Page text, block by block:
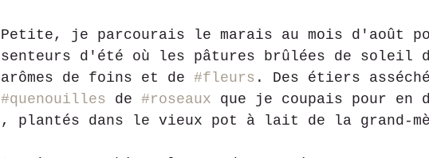
Petite, je parcourais le marais au mois d'août
senteurs d'été où les pâtures brûlées de soleil
arômes de foins et de #fleurs . Des étiers
#quenouilles de #roseaux que je coupais pour en
, plantés dans le vieux pot à lait de la grand-